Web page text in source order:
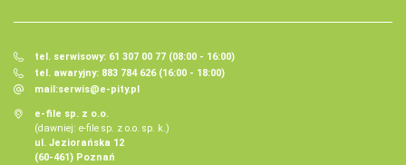
tel. serwisowy: 61 307 00 77 (08:00 - 16:00)
tel. awaryjny: 883 784 626 (16:00 - 18:00)
mail:serwis@e-pity.pl
e-file sp. z o.o.
(dawniej: e-file sp. z o.o. sp. k.)
ul. Jeziorańska 12
(60-461) Poznań